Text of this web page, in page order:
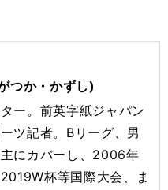
つか・かずし)
ー。前英字紙ジャパン
ツ記者。 Bリーグ、男
にカバーし、2006年
2019W杯等国際大会、ま